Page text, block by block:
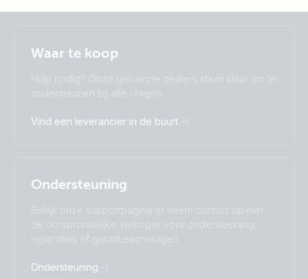
Nederlands
Change language
Čeština
Español
Français
Română
Türkçe
Ελληνικά
Русский
Українська
中國人
Waar te koop
Hulp nodig? Onze getrainde dealers staan klaar om te
ondersteunen bij alle vragen.
Vind een leverancier in de buurt
Ondersteuning
Bekijk onze supportpagina of neem contact op met
de oorspronkelijke verkoper voor ondersteuning,
reparaties of garantieaanvragen.
Ondersteuning